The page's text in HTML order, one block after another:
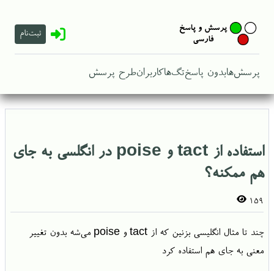
ثبت‌نام
پرسش‌هابدون پاسختگ‌هاکاربرانطرح پرسش
استفاده از tact و poise در انگلسی به جای
هم ممکنه؟
159
چند تا مثال انگلیسی بزنین که از tact و poise می‌شه بدون تغییر
معنی به جای هم استفاده کرد